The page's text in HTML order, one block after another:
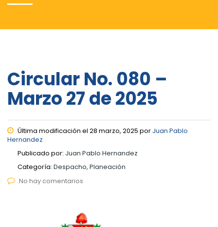
Circular No. 080 –
Marzo 27 de 2025
Última modificación el 28 marzo, 2025 por Juan Pablo
Hernandez
Publicado por: Juan Pablo Hernandez
Categoría: Despacho, Planeación
No hay comentarios